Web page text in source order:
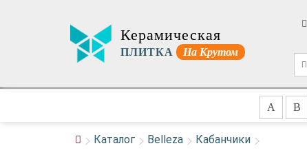
Керамическая
ПЛИТКА На Крутом
A B
Каталог Belleza Кабанчики